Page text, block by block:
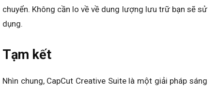
chuyển. Không cần lo về về dung lượng lưu trữ bạn sẽ sử
dụng.
Tạm kết
Nhìn chung, CapCut Creative Suite là một giải pháp sáng